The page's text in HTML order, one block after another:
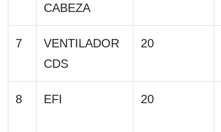
CABEZA
7
VENTILADOR
CDS
20
8 EFI 20